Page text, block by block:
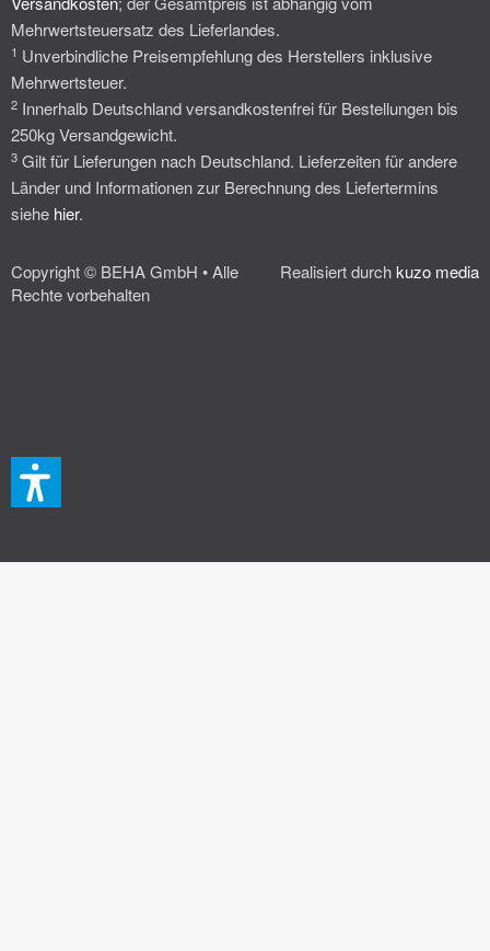
Mehrwertsteuersatz des Lieferlandes.
1 Unverbindliche Preisempfehlung des Herstellers inklusive
Mehrwertsteuer.
2 Innerhalb Deutschland versandkostenfrei für Bestellungen bis
250kg Versandgewicht.
3 Gilt für Lieferungen nach Deutschland. Lieferzeiten für andere
Länder und Informationen zur Berechnung des Liefertermins
siehe hier.
Copyright © BEHA GmbH • Alle
Rechte vorbehalten
Realisiert durchkuzo media